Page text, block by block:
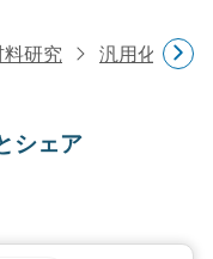
研究 汎用化学品
シェア